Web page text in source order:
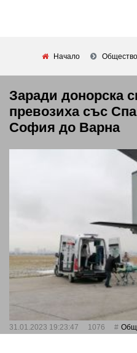
Начало Общество
Заради донорска
превозиха със
София до Варна
31.01.2023 19:23:47 1076